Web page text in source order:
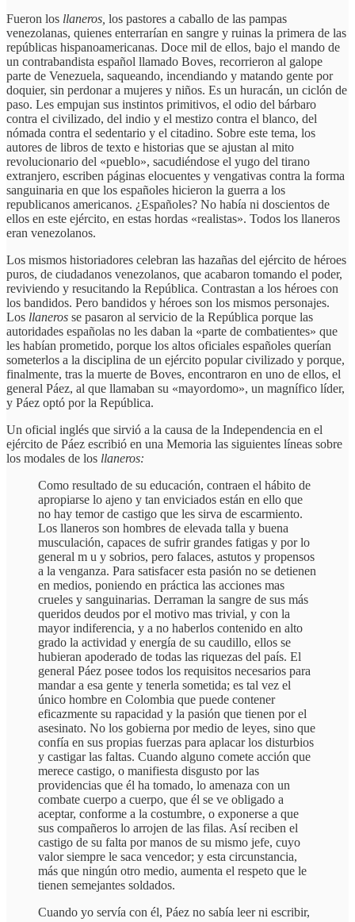
Fueron los llaneros, los pastores a caballo de las pampas
venezolanas, quienes enterrarían en sangre y ruinas la primera de las
repúblicas hispanoamericanas. Doce mil de ellos, bajo el mando de
un contrabandista español llamado Boves, recorrieron al galope
parte de Venezuela, saqueando, incendiando y matando gente por
doquier, sin perdonar a mujeres y niños. Es un huracán, un ciclón de
paso. Les empujan sus instintos primitivos, el odio del bárbaro
contra el civilizado, del indio y el mestizo contra el blanco, del
nómada contra el sedentario y el citadino. Sobre este tema, los
autores de libros de texto e historias que se ajustan al mito
revolucionario del «pueblo», sacudiéndose el yugo del tirano
extranjero, escriben páginas elocuentes y vengativas contra la forma
sanguinaria en que los españoles hicieron la guerra a los
republicanos americanos. ¿Españoles? No había ni doscientos de
ellos en este ejército, en estas hordas «realistas». Todos los llaneros
eran venezolanos.
Los mismos historiadores celebran las hazañas del ejército de héroes
puros, de ciudadanos venezolanos, que acabaron tomando el poder,
reviviendo y resucitando la República. Contrastan a los héroes con
los bandidos. Pero bandidos y héroes son los mismos personajes.
Los llaneros se pasaron al servicio de la República porque las
autoridades españolas no les daban la «parte de combatientes» que
les habían prometido, porque los altos oficiales españoles querían
someterlos a la disciplina de un ejército popular civilizado y porque,
finalmente, tras la muerte de Boves, encontraron en uno de ellos, el
general Páez, al que llamaban su «mayordomo», un magnífico líder,
y Páez optó por la República.
Un oficial inglés que sirvió a la causa de la Independencia en el
ejército de Páez escribió en una Memoria las siguientes líneas sobre
los modales de los llaneros:
Como resultado de su educación, contraen el hábito de
apropiarse lo ajeno y tan enviciados están en ello que
no hay temor de castigo que les sirva de escarmiento.
Los llaneros son hombres de elevada talla y buena
musculación, capaces de sufrir grandes fatigas y por lo
general m u y sobrios, pero falaces, astutos y propensos
a la venganza. Para satisfacer esta pasión no se detienen
en medios, poniendo en práctica las acciones mas
crueles y sanguinarias. Derraman la sangre de sus más
queridos deudos por el motivo mas trivial, y con la
mayor indiferencia, y a no haberlos contenido en alto
grado la actividad y energía de su caudillo, ellos se
hubieran apoderado de todas las riquezas del país. El
general Páez posee todos los requisitos necesarios para
mandar a esa gente y tenerla sometida; es tal vez el
único hombre en Colombia que puede contener
eficazmente su rapacidad y la pasión que tienen por el
asesinato. No los gobierna por medio de leyes, sino que
confía en sus propias fuerzas para aplacar los disturbios
y castigar las faltas. Cuando alguno comete acción que
merece castigo, o manifiesta disgusto por las
providencias que él ha tomado, lo amenaza con un
combate cuerpo a cuerpo, que él se ve obligado a
aceptar, conforme a la costumbre, o exponerse a que
sus compañeros lo arrojen de las filas. Así reciben el
castigo de su falta por manos de su mismo jefe, cuyo
valor siempre le saca vencedor; y esta circunstancia,
más que ningún otro medio, aumenta el respeto que le
tienen semejantes soldados.
Cuando yo servía con él, Páez no sabía leer ni escribir,